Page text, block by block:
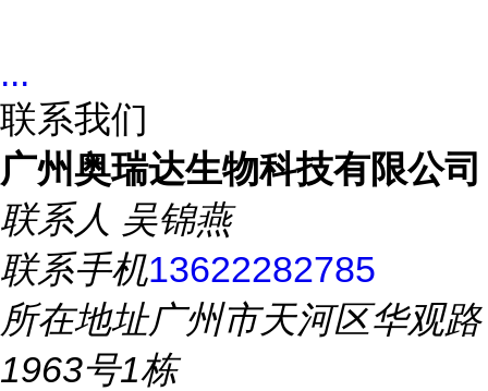
...
联系我们
广州奥瑞达生物科技有限公司
联系人 吴锦燕
联系手机13622282785
所在地址广州市天河区华观路
1963号1栋